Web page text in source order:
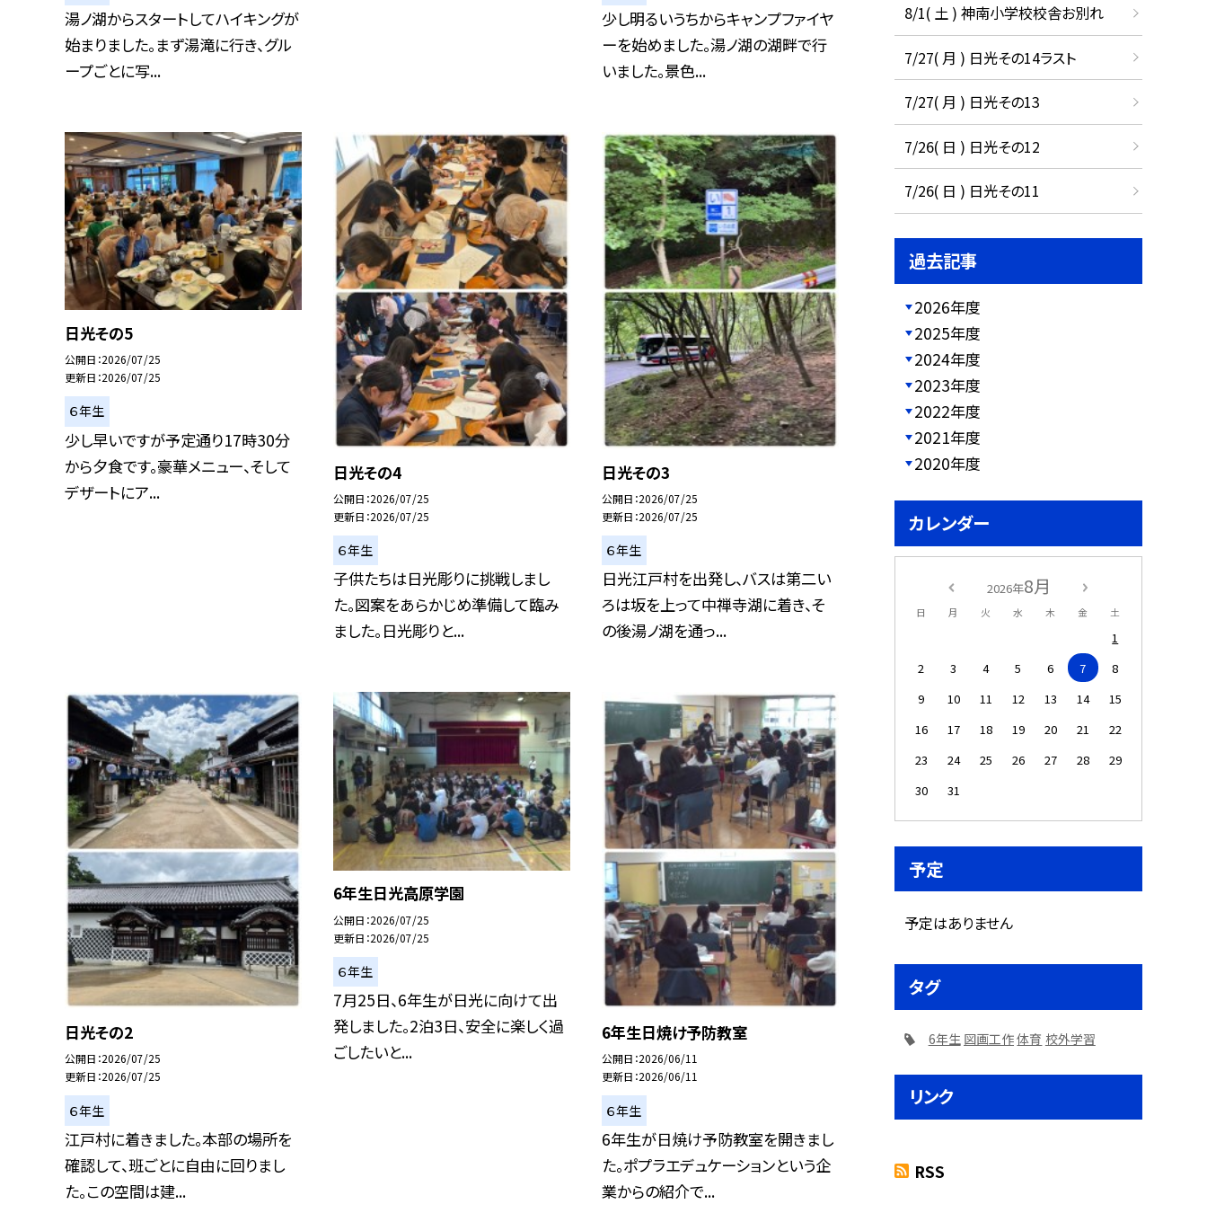
湯ノ湖からスタートしてハイキングが
始まりました。まず湯滝に行き、グル
ープごとに写...
少し明るいうちからキャンプファイヤ
ーを始めました。湯ノ湖の湖畔で行
いました。景色...
日光その5
公開日 2026/07/25
更新日 2026/07/25
６年生
少し早いですが予定通り17時30分
から夕食です。豪華メニュー、そして
デザートにア...
日光その4
公開日 2026/07/25
更新日 2026/07/25
６年生
子供たちは日光彫りに挑戦しまし
た。図案をあらかじめ準備して臨み
ました。日光彫りと...
日光その3
公開日 2026/07/25
更新日 2026/07/25
６年生
日光江戸村を出発し、バスは第二い
ろは坂を上って中禅寺湖に着き、そ
の後湯ノ湖を通っ...
日光その2
公開日 2026/07/25
更新日 2026/07/25
６年生
江戸村に着きました。本部の場所を
確認して、班ごとに自由に回りまし
た。この空間は建...
6年生日光高原学園
公開日 2026/07/25
更新日 2026/07/25
６年生
7月25日、6年生が日光に向けて出
発しました。2泊3日、安全に楽しく過
ごしたいと...
6年生日焼け予防教室
公開日 2026/06/11
更新日 2026/06/11
６年生
6年生が日焼け予防教室を開きまし
た。ポプラエデュケーションという企
業からの紹介で...
8/1( 土 ) 神南小学校校舎お別れ
7/27( 月 ) 日光その14ラスト
7/27( 月 ) 日光その13
7/26( 日 ) 日光その12
7/26( 日 ) 日光その11
過去記事
2026年度
2025年度
2024年度
2023年度
2022年度
2021年度
2020年度
カレンダー
2026年8月
日 月 火 水 木 金 土
1
2
3 4 5 6 7
8
9
10 11 12 13 14
15
16
17 18 19 20 21
22
23
24 25 26 27 28
29
30
31
予定
予定はありません
タグ
6年生 図画工作体育 校外学習
リンク
RSS